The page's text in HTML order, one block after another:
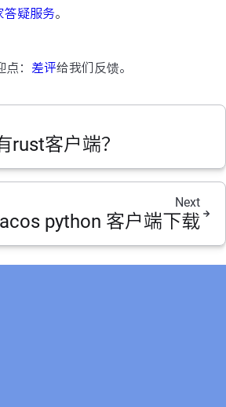
答疑服务。
： 差评给我们反馈。
rust客户端？
Next
python 客户端下载